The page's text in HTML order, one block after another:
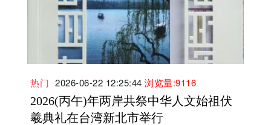
热门 2026-06-22 12:25:44 浏览量:9116
2026(丙午)年两岸共祭中华人文始祖伏
羲典礼在台湾新北市举行